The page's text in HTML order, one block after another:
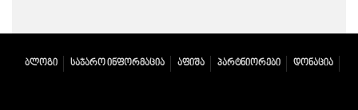
ᲑᲚᲝᲒᲘ ᲡᲐᲯᲐᲠᲝ ᲘᲜᲤᲝᲠᲛᲐᲪᲘᲐ ᲐᲤᲘᲨᲐ ᲞᲐᲠᲢᲜᲘᲝᲠᲔᲑᲘ ᲓᲝᲜᲐᲪᲘᲐ